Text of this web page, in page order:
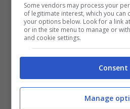
dove viene richiesta
per i quali sarà sufficiente
personale del “drive in”
viaggio e ricevuta di
– Cittadini contattati dal
Prevenzione, che
effettuare la prenotazione.
Some vendors may process your
of legitimate interest, which you can
your options below. Look for a link
or in the site menu to manage or
and cookie settings.
Consent
Manage